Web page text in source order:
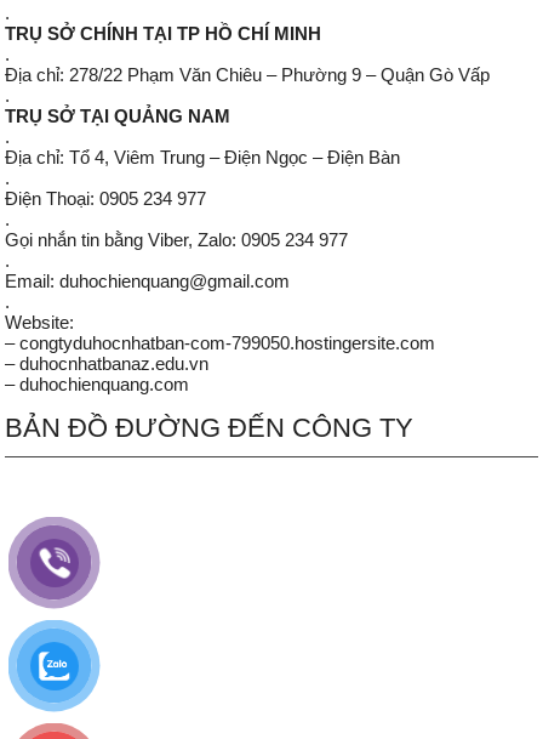
.
TRỤ SỞ CHÍNH TẠI TP HỒ CHÍ MINH
.
Địa chỉ: 278/22 Phạm Văn Chiêu – Phường 9 – Quận Gò Vấp
.
TRỤ SỞ TẠI QUẢNG NAM
.
Địa chỉ: Tổ 4, Viêm Trung – Điện Ngọc – Điện Bàn
.
Điện Thoại: 0905 234 977
.
Gọi nhắn tin bằng Viber, Zalo: 0905 234 977
.
Email: duhochienquang@gmail.com
.
Website:
– congtyduhocnhatban-com-799050.hostingersite.com
– duhocnhatbanaz.edu.vn
– duhochienquang.com
BẢN ĐỒ ĐƯỜNG ĐẾN CÔNG TY